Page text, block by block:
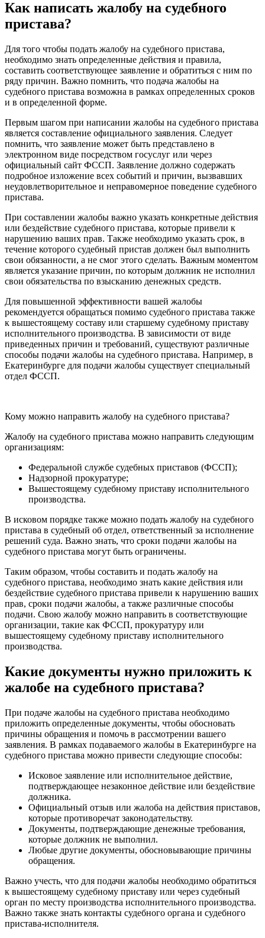
Как написать жалобу на судебного
пристава?
Для того чтобы подать жалобу на судебного пристава,
необходимо знать определенные действия и правила,
составить соответствующее заявление и обратиться с ним по
ряду причин. Важно помнить, что подача жалобы на
судебного пристава возможна в рамках определенных сроков
и в определенной форме.
Первым шагом при написании жалобы на судебного пристава
является составление официального заявления. Следует
помнить, что заявление может быть представлено в
электронном виде посредством госуслуг или через
официальный сайт ФССП. Заявление должно содержать
подробное изложение всех событий и причин, вызвавших
неудовлетворительное и неправомерное поведение судебного
пристава.
При составлении жалобы важно указать конкретные действия
или бездействие судебного пристава, которые привели к
нарушению ваших прав. Также необходимо указать срок, в
течение которого судебный пристав должен был выполнить
свои обязанности, а не смог этого сделать. Важным моментом
является указание причин, по которым должник не исполнил
свои обязательства по взысканию денежных средств.
Для повышенной эффективности вашей жалобы
рекомендуется обращаться помимо судебного пристава также
к вышестоящему составу или старшему судебному приставу
исполнительного производства. В зависимости от виде
приведенных причин и требований, существуют различные
способы подачи жалобы на судебного пристава. Например, в
Екатеринбурге для подачи жалобы существует специальный
отдел ФССП.
Кому можно направить жалобу на судебного пристава?
Жалобу на судебного пристава можно направить следующим
организациям:
Федеральной службе судебных приставов (ФССП);
Надзорной прокуратуре;
Вышестоящему судебному приставу исполнительного
производства.
В исковом порядке также можно подать жалобу на судебного
пристава в судебный об отдел, ответственный за исполнение
решений суда. Важно знать, что сроки подачи жалобы на
судебного пристава могут быть ограничены.
Таким образом, чтобы составить и подать жалобу на
судебного пристава, необходимо знать какие действия или
бездействие судебного пристава привели к нарушению ваших
прав, сроки подачи жалобы, а также различные способы
подачи. Свою жалобу можно направить в соответствующие
организации, такие как ФССП, прокуратуру или
вышестоящему судебному приставу исполнительного
производства.
Какие документы нужно приложить к
жалобе на судебного пристава?
При подаче жалобы на судебного пристава необходимо
приложить определенные документы, чтобы обосновать
причины обращения и помочь в рассмотрении вашего
заявления. В рамках подаваемого жалобы в Екатеринбурге на
судебного пристава можно привести следующие способы:
Исковое заявление или исполнительное действие,
подтверждающее незаконное действие или бездействие
должника.
Официальный отзыв или жалоба на действия приставов,
которые противоречат законодательству.
Документы, подтверждающие денежные требования,
которые должник не выполнил.
Любые другие документы, обосновывающие причины
обращения.
Важно учесть, что для подачи жалобы необходимо обратиться
к вышестоящему судебному приставу или через судебный
орган по месту производства исполнительного производства.
Важно также знать контакты судебного органа и судебного
пристава-исполнителя.